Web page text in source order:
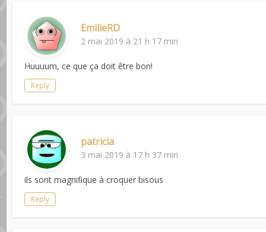
EmilieRD
2 mai 2019 à 21 h 17 min
Huuuum, ce que ça doit être bon!
Reply
patricia
3 mai 2019 à 17 h 37 min
ils sont magnifique à croquer bisous
Reply